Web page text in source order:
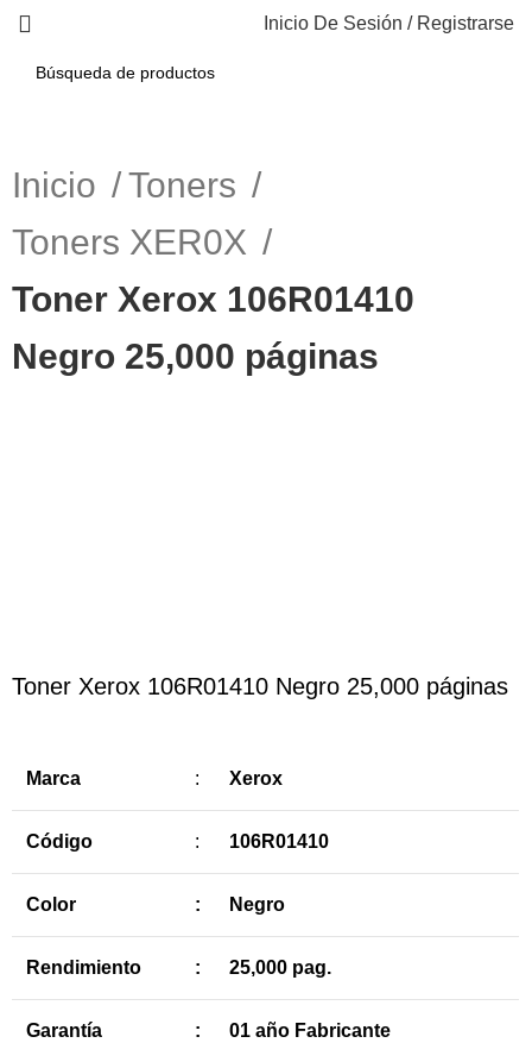
Inicio De Sesión / Registrarse
Inicio
Toners
Toners XER0X
Toner Xerox 106R01410
Negro 25,000 páginas
Toner Xerox 106R01410 Negro 25,000 páginas
Marca : Xerox
Código : 106R01410
Color : Negro
Rendimiento : 25,000 pag.
Garantía : 01 año Fabricante